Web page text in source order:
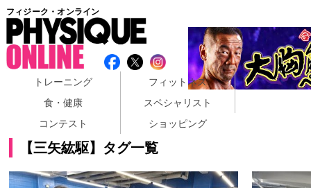
フィジーク・オンライン
トレーニング
フィットネス
食・健康
スペシャリスト
コンテスト
ショッピング
【三矢紘駆】タグ一覧